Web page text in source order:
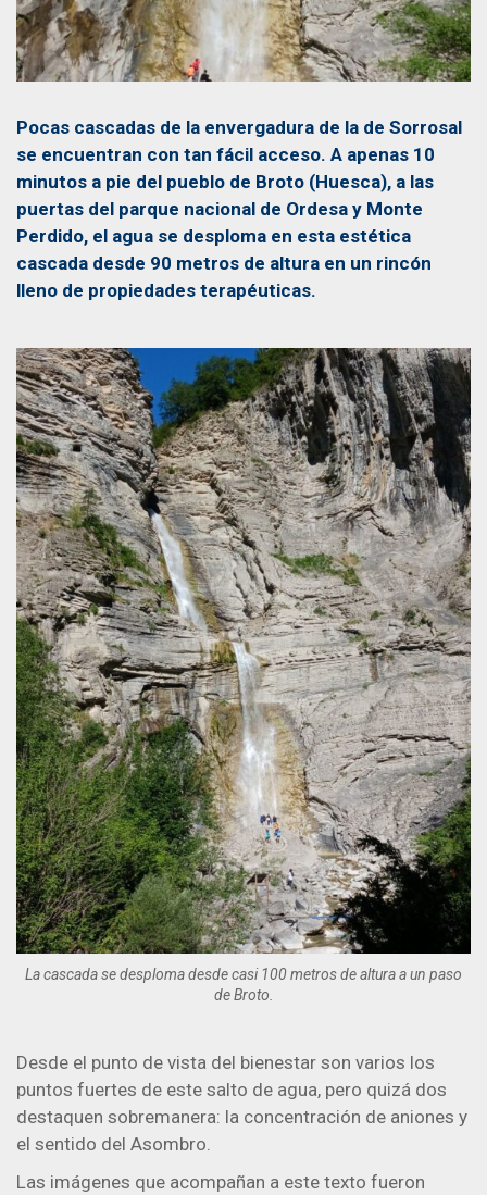
Pocas cascadas de la envergadura de la de Sorrosal
se encuentran con tan fácil acceso. A apenas 10
minutos a pie del pueblo de Broto (Huesca), a las
puertas del parque nacional de Ordesa y Monte
Perdido, el agua se desploma en esta estética
cascada desde 90 metros de altura en un rincón
lleno de propiedades terapéuticas.
La cascada se desploma desde casi 100 metros de altura a un paso
de Broto.
Desde el punto de vista del bienestar son varios los
puntos fuertes de este salto de agua, pero quizá dos
destaquen sobremanera: la concentración de aniones y
el sentido del Asombro.
Las imágenes que acompañan a este texto fueron